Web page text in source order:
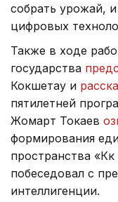
собрать урожай, и
цифровых
Также в ходе
государства
Кокшетау и
пятилетней
Жомарт Токаев
формирования
пространства
побеседовал с
интеллигенции.